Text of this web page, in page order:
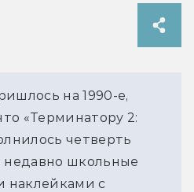
на 1990-е,
«Терминатору 2:
четверть
недавно школьные
наклейками с